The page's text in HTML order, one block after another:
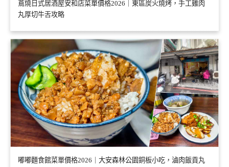
蔦燒日式居酒屋安和店菜單價格2026｜東區炭火燒烤，手工雞肉
丸厚切牛舌攻略
嘟嘟麵食館菜單價格2026｜大安森林公園銅板小吃，滷肉飯貢丸